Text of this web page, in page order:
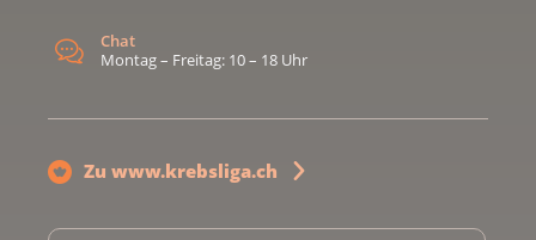
Chat
Montag – Freitag: 10 – 18 Uhr
Zu www.krebsliga.ch